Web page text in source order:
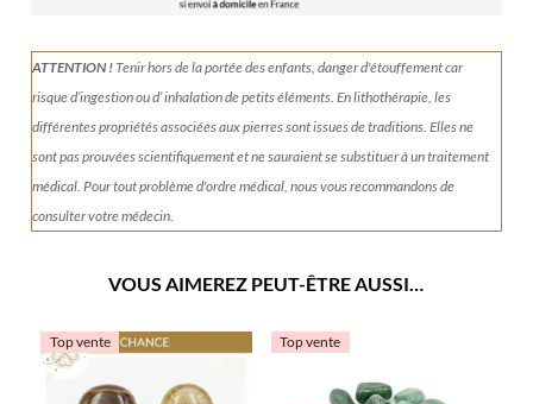
ATTENTION !Tenirhors de la portée des enfants, danger d'étouffement car
risque d’ingestion ou d’ inhalation de petits éléments.En lithothérapie, les
différentes propriétés associées aux pierres sont issues de traditions. Elles ne
sont pas prouvées scientifiquement et ne sauraient se substituer à un traitement
médical. Pour tout problème d'ordre médical, nous vous recommandons de
consulter votre médecin.
VOUS AIMEREZ PEUT-ÊTRE AUSSI…
Top vente Top vente